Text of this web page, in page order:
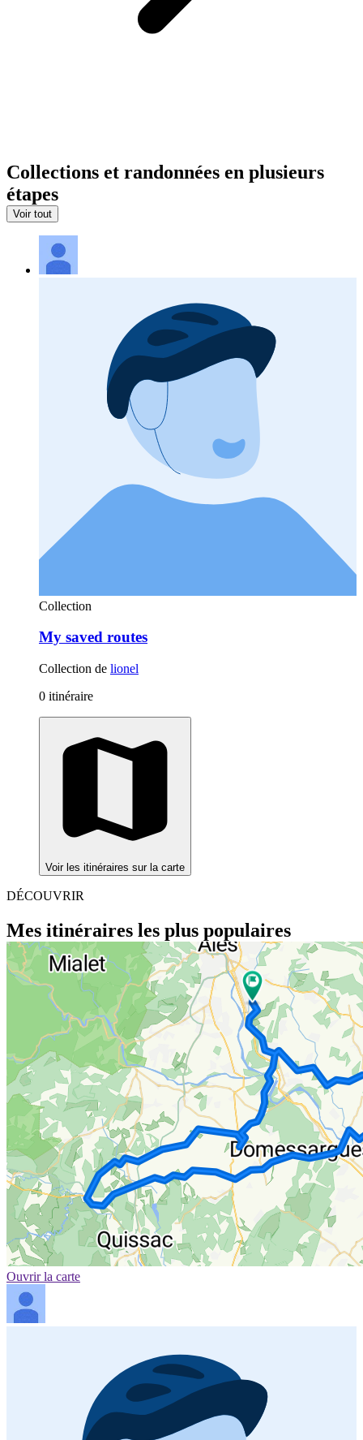
Collections et randonnées en plusieurs
étapes
Voir tout
Collection
My saved routes
Collection de lionel
0 itinéraire
Voir les itinéraires sur la carte
DÉCOUVRIR
Mes itinéraires les plus populaires
Ouvrir la carte